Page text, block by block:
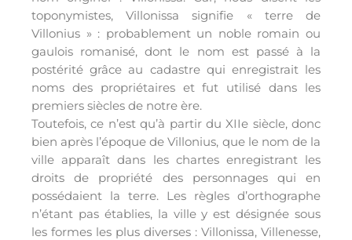
toponymistes, Villonissa signifie « terre de
Villonius » : probablement un noble romain ou
gaulois romanisé, dont le nom est passé à la
postérité grâce au cadastre qui enregistrait les
noms des propriétaires et fut utilisé dans les
premiers siècles de notre ère.
Toutefois, ce n’est qu’à partir du XIIe siècle, donc
bien après l’époque de Villonius, que le nom de la
ville apparaît dans les chartes enregistrant les
droits de propriété des personnages qui en
possédaient la terre. Les règles d’orthographe
n’étant pas établies, la ville y est désignée sous
les formes les plus diverses : Villonissa, Villenesse,